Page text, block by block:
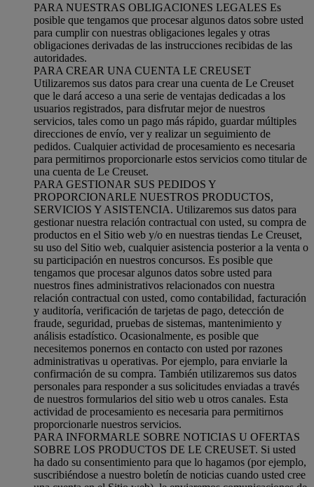
PARA NUESTRAS OBLIGACIONES LEGALES Es
posible que tengamos que procesar algunos datos sobre usted
para cumplir con nuestras obligaciones legales y otras
obligaciones derivadas de las instrucciones recibidas de las
autoridades.
PARA CREAR UNA CUENTA LE CREUSET
Utilizaremos sus datos para crear una cuenta de Le Creuset
que le dará acceso a una serie de ventajas dedicadas a los
usuarios registrados, para disfrutar mejor de nuestros
servicios, tales como un pago más rápido, guardar múltiples
direcciones de envío, ver y realizar un seguimiento de
pedidos. Cualquier actividad de procesamiento es necesaria
para permitirnos proporcionarle estos servicios como titular de
una cuenta de Le Creuset.
PARA GESTIONAR SUS PEDIDOS Y
PROPORCIONARLE NUESTROS PRODUCTOS,
SERVICIOS Y ASISTENCIA. Utilizaremos sus datos para
gestionar nuestra relación contractual con usted, su compra de
productos en el Sitio web y/o en nuestras tiendas Le Creuset,
su uso del Sitio web, cualquier asistencia posterior a la venta o
su participación en nuestros concursos. Es posible que
tengamos que procesar algunos datos sobre usted para
nuestros fines administrativos relacionados con nuestra
relación contractual con usted, como contabilidad, facturación
y auditoría, verificación de tarjetas de pago, detección de
fraude, seguridad, pruebas de sistemas, mantenimiento y
análisis estadístico. Ocasionalmente, es posible que
necesitemos ponernos en contacto con usted por razones
administrativas u operativas. Por ejemplo, para enviarle la
confirmación de su compra. También utilizaremos sus datos
personales para responder a sus solicitudes enviadas a través
de nuestros formularios del sitio web u otros canales. Esta
actividad de procesamiento es necesaria para permitirnos
proporcionarle nuestros servicios.
PARA INFORMARLE SOBRE NOTICIAS U OFERTAS
SOBRE LOS PRODUCTOS DE LE CREUSET. Si usted
ha dado su consentimiento para que lo hagamos (por ejemplo,
suscribiéndose a nuestro boletín de noticias cuando usted cree